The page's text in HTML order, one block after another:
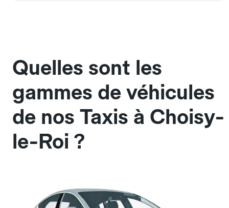
Quelles sont les
gammes de véhicules
de nos Taxis à Choisy-
le-Roi ?